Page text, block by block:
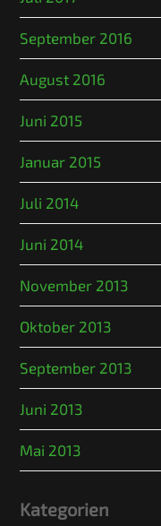
September 2016
August 2016
Juni 2015
Januar 2015
Juli 2014
Juni 2014
November 2013
Oktober 2013
September 2013
Juni 2013
Mai 2013
Kategorien